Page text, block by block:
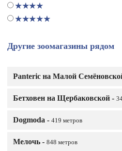
Другие зоомагазины рядом
Panteric на Малой
Бетховен на Щербаковской -
Dogmoda - 419 метров
Мелочь - 848 метров